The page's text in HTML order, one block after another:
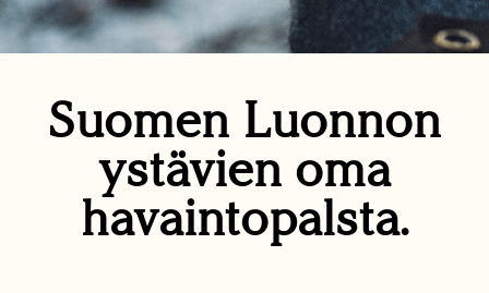
Suomen Luonnon
ystävien oma
havaintopalsta.